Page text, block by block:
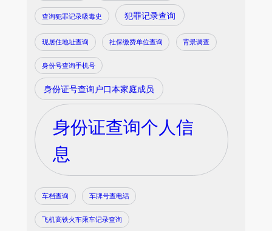
查询犯罪记录吸毒史 犯罪记录查询
现居住地址查询 社保缴费单位查询 背景调查
身份号查询手机号
身份证号查询户口本家庭成员
身份证查询个人信
息
车档查询 车牌号查电话
飞机高铁火车乘车记录查询